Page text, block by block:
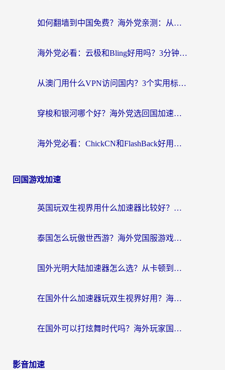
如何翻墙到中国免费？海外党亲测：从踩坑到选对加速器的全攻略
海外党必看：云极和Bling好用吗？3分钟教你选对回国加速器
从澳门用什么VPN访问国内？3个实用标准帮你避开坑，无缝刷剧听歌
穿梭和银河哪个好？海外党选回国加速器的避坑指南，附番茄加速器实测体验
海外党必看：ChickCN和FlashBack好用吗？3招教你选对回国加速器（附云极、HomeCN、斧牛vs艾果对比）
回国游戏加速
英国玩双生视界用什么加速器比较好？海外党亲测有效的国服游戏加速方案
泰国怎么玩傲世西游？海外党国服游戏加速终极攻略（附光明大陆量子特攻实测）
国外光明大陆加速器怎么选？从卡顿到丝滑的终极指南（含德国玩走开外星人墨西哥玩俄罗斯方块技巧）
在国外什么加速器玩双生视界好用？海外党亲测不踩坑的终极指南
在国外可以打炫舞时代吗？海外玩家国服游戏加速全攻略（附实测推荐）
影音加速